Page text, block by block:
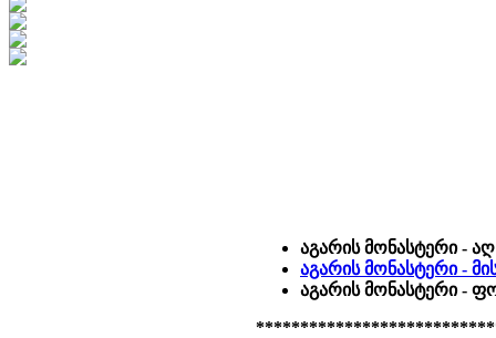
აგარის მონასტერი -
აგარის მონასტერი -
აგარის მონასტერი -